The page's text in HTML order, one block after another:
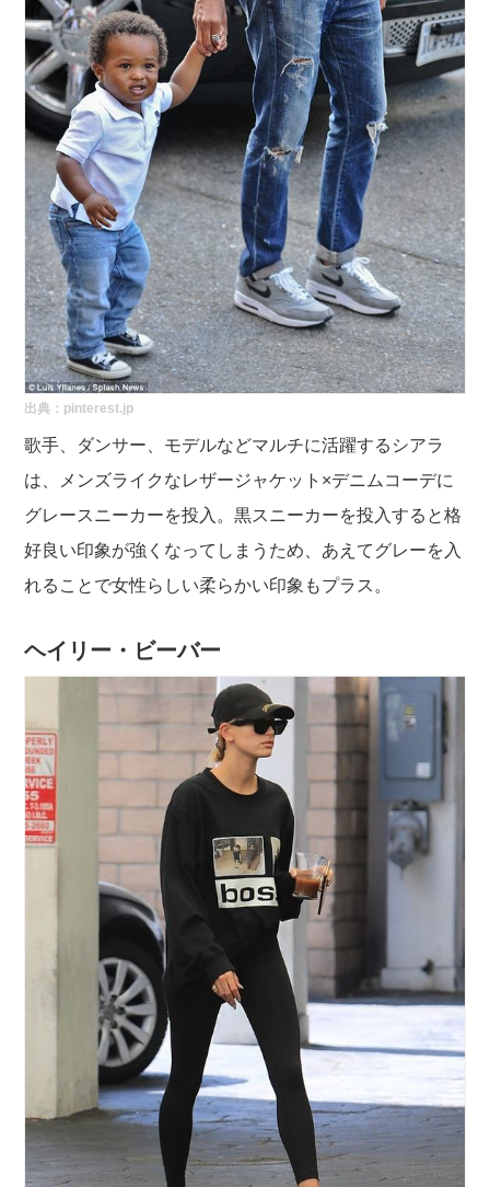
出典：pinterest.jp
歌手、ダンサー、モデルなどマルチに活躍するシアラ
は、メンズライクなレザージャケット×デニムコーデに
グレースニーカーを投入。黒スニーカーを投入すると格
好良い印象が強くなってしまうため、あえてグレーを入
れることで女性らしい柔らかい印象もプラス。
ヘイリー・ビーバー